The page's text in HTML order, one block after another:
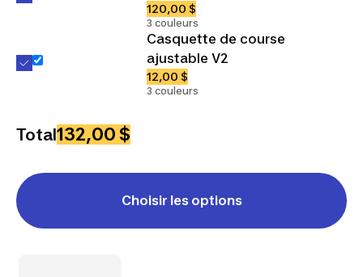
120,00 $
3 couleurs
Casquette de course
ajustable V2
12,00 $
3 couleurs
Total132,00 $
Choisir les options